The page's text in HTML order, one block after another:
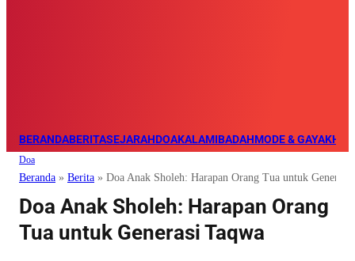
BERANDABERITASEJARAHDOAKALAMIBADAHMODE & GAYA
Doa
Beranda » Berita » Doa Anak Sholeh: Harapan Orang Tua untuk Generasi
Doa Anak Sholeh: Harapan Orang
Tua untuk Generasi Taqwa